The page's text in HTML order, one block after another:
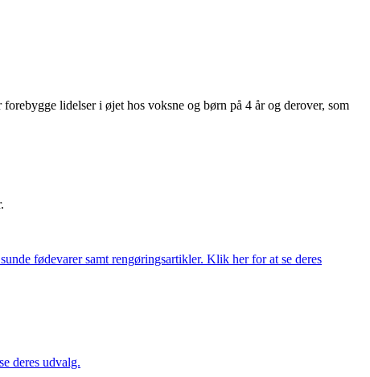
lidelser i øjet hos voksne og børn på 4 år og derover, som
fødevarer samt rengøringsartikler. Klik her for at se deres
deres udvalg.